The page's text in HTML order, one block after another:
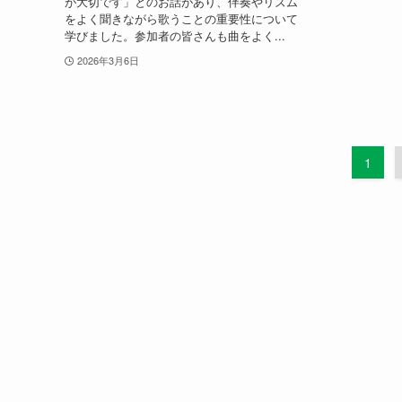
をよく聞きながら歌うことの重要性について
学びました。参加者の皆さんも曲をよく...
2026年3月6日
1